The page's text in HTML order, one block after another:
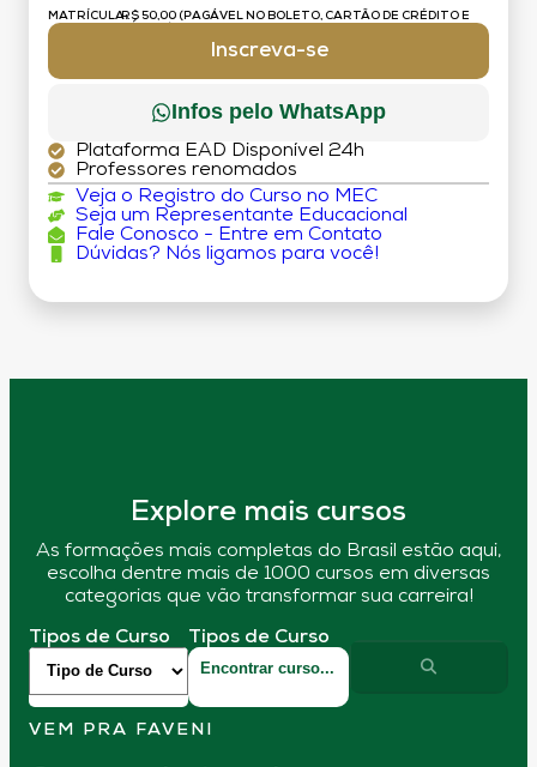
MATRÍCULA:R$ 50,00 (PAGÁVEL NO BOLETO, CARTÃO DE CRÉDITO E
Inscreva-se
Infos pelo WhatsApp
Plataforma EAD Disponível 24h
Professores renomados
Veja o Registro do Curso no MEC
Seja um Representante Educacional
Fale Conosco - Entre em Contato
Dúvidas? Nós ligamos para você!
Explore mais cursos
As formações mais completas do Brasil estão aqui,
escolha dentre mais de 1000 cursos em diversas
categorias que vão transformar sua carreira!
Tipos de Curso Tipos de Curso
VEM PRA FAVENI